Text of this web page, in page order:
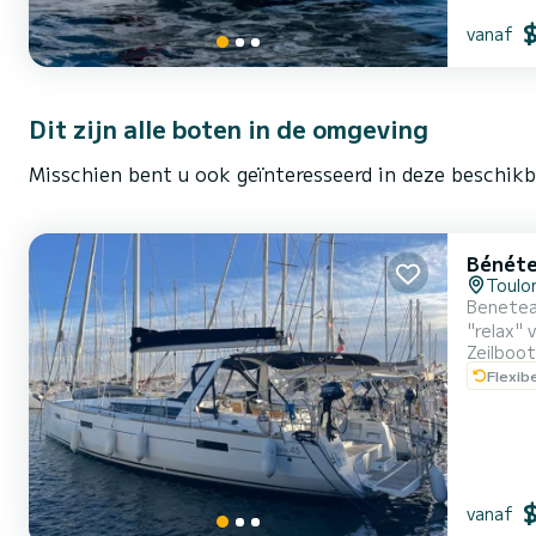
vanaf
Dit zijn alle boten in de omgeving
Misschien bent u ook geïnteresseerd in deze
"relax"
vaste
Zeilboot
vanaf